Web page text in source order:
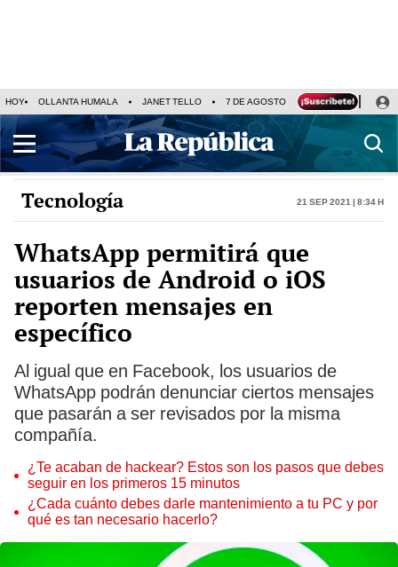
HOY OLLANTA HUMALA JANET TELLO 7 DE AGOSTO TINKA RESULTADOS
Tecnología 21 Sep 2021 | 8:34 h
WhatsApp permitirá que
usuarios de Android o iOS
reporten mensajes en
específico
Al igual que en Facebook, los usuarios de
WhatsApp podrán denunciar ciertos mensajes
que pasarán a ser revisados por la misma
compañía.
¿Te acaban de hackear? Estos son los pasos que debes
seguir en los primeros 15 minutos
¿Cada cuánto debes darle mantenimiento a tu PC y por
qué es tan necesario hacerlo?